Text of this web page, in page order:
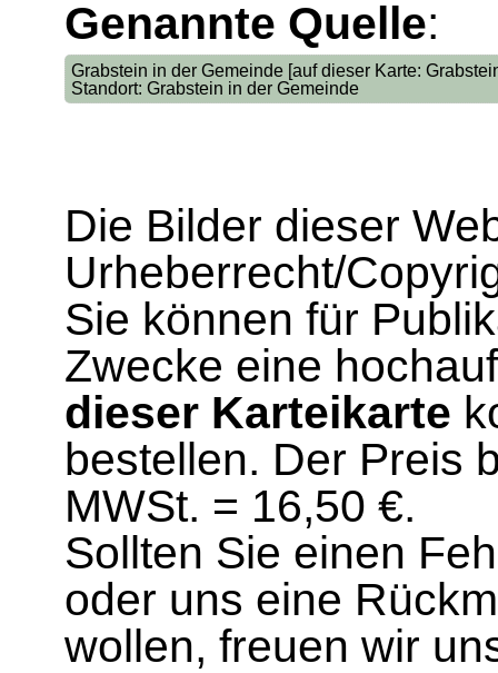
Genannte Quelle:
Grabstein in der Gemeinde [auf dieser Karte:
Standort: Grabstein in der Gemeinde
Die Bilder dieser
Urheberrecht/
Sie können für
Zwecke eine
dieser Karteikarte
bestellen. Der Preis
MWSt. = 16,50 €.
Sollten Sie einen
oder uns eine
wollen, freuen wir